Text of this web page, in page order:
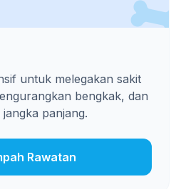
untuk melegakan sakit
bengkak, dan
panjang.
Rawatan